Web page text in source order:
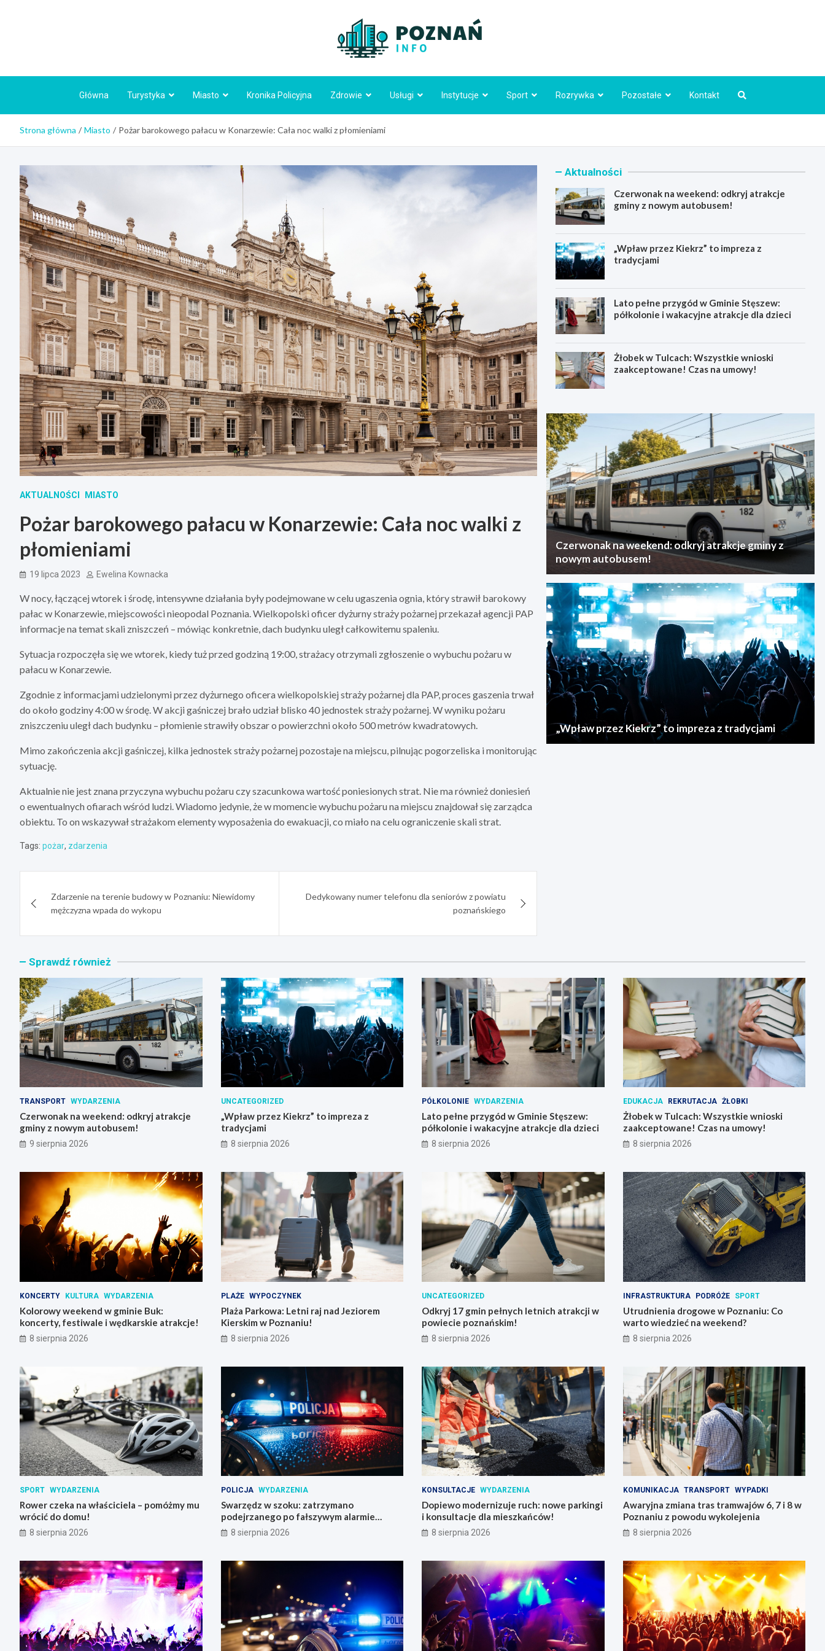
Główna Turystyka Miasto Kronika Policyjna Zdrowie Usługi Instytucje Sport Rozrywka Pozostałe Kontakt
Strona główna Miasto Pożar barokowego pałacu w Konarzewie: Cała noc walki z płomieniami
AKTUALNOŚCI MIASTO
Pożar barokowego pałacu w Konarzewie: Cała noc walki z
płomieniami
19 lipca 2023 Ewelina Kownacka
W nocy, łączącej wtorek i środę, intensywne działania były podejmowane w celu ugaszenia ognia, który strawił barokowy
pałac w Konarzewie, miejscowości nieopodal Poznania. Wielkopolski oficer dyżurny straży pożarnej przekazał agencji PAP
informacje na temat skali zniszczeń – mówiąc konkretnie, dach budynku uległ całkowitemu spaleniu.
Sytuacja rozpoczęła się we wtorek, kiedy tuż przed godziną 19:00, strażacy otrzymali zgłoszenie o wybuchu pożaru w
pałacu w Konarzewie.
Zgodnie z informacjami udzielonymi przez dyżurnego oficera wielkopolskiej straży pożarnej dla PAP, proces gaszenia trwał
do około godziny 4:00 w środę. W akcji gaśniczej brało udział blisko 40 jednostek straży pożarnej. W wyniku pożaru
zniszczeniu uległ dach budynku – płomienie strawiły obszar o powierzchni około 500 metrów kwadratowych.
Mimo zakończenia akcji gaśniczej, kilka jednostek straży pożarnej pozostaje na miejscu, pilnując pogorzeliska i monitorując
sytuację.
Aktualnie nie jest znana przyczyna wybuchu pożaru czy szacunkowa wartość poniesionych strat. Nie ma również doniesień
o ewentualnych ofiarach wśród ludzi. Wiadomo jedynie, że w momencie wybuchu pożaru na miejscu znajdował się zarządca
obiektu. To on wskazywał strażakom elementy wyposażenia do ewakuacji, co miało na celu ograniczenie skali strat.
Tags: pożar, zdarzenia
wpisuZdarzenie na terenie budowy w Poznaniu: Niewidomy
mężczyzna wpada do wykopu
Dedykowany numer telefonu dla seniorów z powiatu
poznańskiego
Aktualności
Czerwonak na weekend: odkryj atrakcje
gminy z nowym autobusem!
„Wpław przez Kiekrz” to impreza z
tradycjami
Lato pełne przygód w Gminie Stęszew:
półkolonie i wakacyjne atrakcje dla dzieci
Żłobek w Tulcach: Wszystkie wnioski
zaakceptowane! Czas na umowy!
Czerwonak na weekend: odkryj atrakcje gminy z
nowym autobusem!
„Wpław przez Kiekrz” to impreza z tradycjami
Sprawdź również
TRANSPORT WYDARZENIA
Czerwonak na weekend: odkryj atrakcje
gminy z nowym autobusem!
9 sierpnia 2026
UNCATEGORIZED
„Wpław przez Kiekrz” to impreza z
tradycjami
8 sierpnia 2026
PÓŁKOLONIE WYDARZENIA
Lato pełne przygód w Gminie Stęszew:
półkolonie i wakacyjne atrakcje dla dzieci
8 sierpnia 2026
EDUKACJA REKRUTACJA ŻŁOBKI
Żłobek w Tulcach: Wszystkie wnioski
zaakceptowane! Czas na umowy!
8 sierpnia 2026
KONCERTY KULTURA WYDARZENIA
Kolorowy weekend w gminie Buk:
koncerty, festiwale i wędkarskie atrakcje!
8 sierpnia 2026
PLAŻE WYPOCZYNEK
Plaża Parkowa: Letni raj nad Jeziorem
Kierskim w Poznaniu!
8 sierpnia 2026
UNCATEGORIZED
Odkryj 17 gmin pełnych letnich atrakcji w
powiecie poznańskim!
8 sierpnia 2026
INFRASTRUKTURA PODRÓŻE SPORT
Utrudnienia drogowe w Poznaniu: Co
warto wiedzieć na weekend?
8 sierpnia 2026
SPORT WYDARZENIA
Rower czeka na właściciela – pomóżmy mu
wrócić do domu!
8 sierpnia 2026
POLICJA WYDARZENIA
Swarzędz w szoku: zatrzymano
podejrzanego po fałszywym alarmie
bombowym na stacji benzynowej
8 sierpnia 2026
KONSULTACJE WYDARZENIA
Dopiewo modernizuje ruch: nowe parkingi
i konsultacje dla mieszkańców!
8 sierpnia 2026
KOMUNIKACJA TRANSPORT WYPADKI
Awaryjna zmiana tras tramwajów 6, 7 i 8 w
Poznaniu z powodu wykolejenia
8 sierpnia 2026